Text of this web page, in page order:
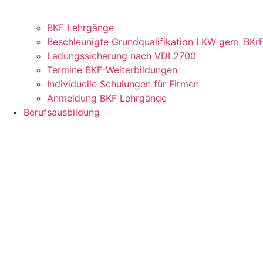
BKF Lehrgänge
Beschleunigte Grundqualifikation LKW gem.
Ladungssicherung nach VDI 2700
Termine BKF-Weiterbildungen
Individuelle Schulungen für Firmen
Anmeldung BKF Lehrgänge
Berufsausbildung